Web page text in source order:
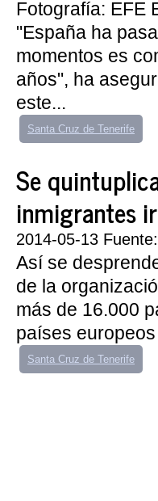
Fotografía: EFE
"España ha
momentos es
años", ha
este...
Santa Cruz de Tenerife
Se
inmigrantes
2014-05-13
Así se
de la
más de 16.000
países
Santa Cruz de Tenerife